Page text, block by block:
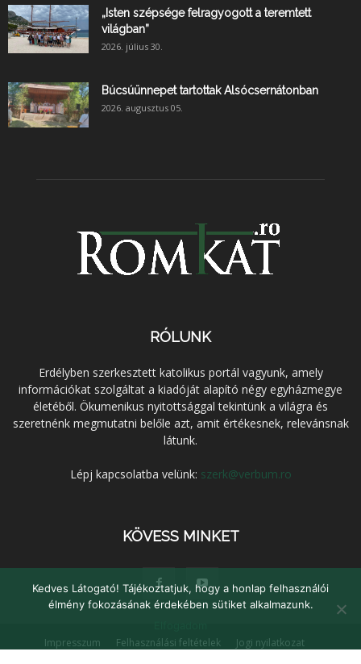
„Isten szépsége felragyogott a teremtett
világban”
2026. július 30.
Búcsúünnepet tartottak Alsócsernátonban
2026. augusztus 05.
RÓLUNK
Erdélyben szerkesztett katolikus portál vagyunk, amely
információkat szolgáltat a kiadóját alapító négy egyházmegye
életéből. Ökumenikus nyitottsággal tekintünk a világra és
szeretnénk megmutatni belőle azt, amit értékesnek, relevánsnak
látunk.
Lépj kapcsolatba velünk: szerk@verbum.ro
KÖVESS MINKET
Impresszum Felhasználási feltételek
Jogi nyilatkozat
Kedves Látogató! Tájékoztatjuk, hogy a honlap felhasználói
élmény fokozásának érdekében sütiket alkalmazunk.